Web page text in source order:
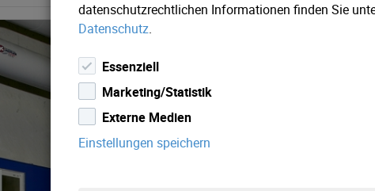
datenschutzrechtlichen Informationen finden Sie
Datenschutz.
Essenziell
Marketing/Statistik
Externe Medien
Einstellungen speichern